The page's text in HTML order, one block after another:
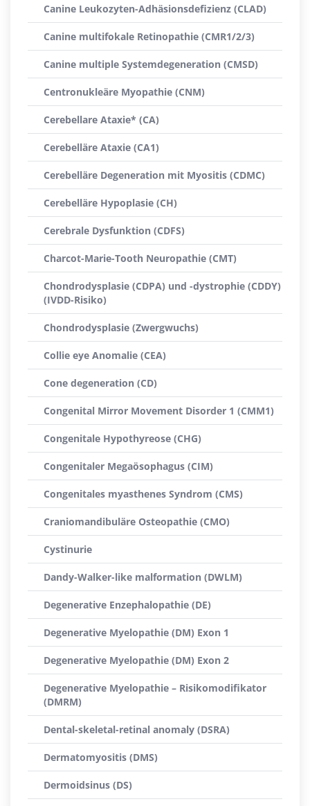
Canine Leukozyten-Adhäsionsdefizienz (CLAD)
Canine multifokale Retinopathie (CMR1/2/3)
Canine multiple Systemdegeneration (CMSD)
Centronukleäre Myopathie (CNM)
Cerebellare Ataxie* (CA)
Cerebelläre Ataxie (CA1)
Cerebelläre Degeneration mit Myositis (CDMC)
Cerebelläre Hypoplasie (CH)
Cerebrale Dysfunktion (CDFS)
Charcot-Marie-Tooth Neuropathie (CMT)
Chondrodysplasie (CDPA) und -dystrophie (CDDY)
(IVDD-Risiko)
Chondrodysplasie (Zwergwuchs)
Collie eye Anomalie (CEA)
Cone degeneration (CD)
Congenital Mirror Movement Disorder 1 (CMM1)
Congenitale Hypothyreose (CHG)
Congenitaler Megaösophagus (CIM)
Congenitales myasthenes Syndrom (CMS)
Craniomandibuläre Osteopathie (CMO)
Cystinurie
Dandy-Walker-like malformation (DWLM)
Degenerative Enzephalopathie (DE)
Degenerative Myelopathie (DM) Exon 1
Degenerative Myelopathie (DM) Exon 2
Degenerative Myelopathie – Risikomodifikator
(DMRM)
Dental-skeletal-retinal anomaly (DSRA)
Dermatomyositis (DMS)
Dermoidsinus (DS)